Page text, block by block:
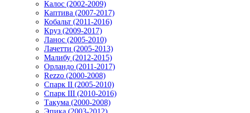
Калос (2002-2009)
Каптива (2007-2017)
Кобальт (2011-2016)
Круз (2009-2017)
Ланос (2005-2010)
Лачетти (2005-2013)
Малибу (2012-2015)
Орландо (2011-2017)
Rezzo (2000-2008)
Спарк II (2005-2010)
Спарк III (2010-2016)
Такума (2000-2008)
Эпика (2003-2012)